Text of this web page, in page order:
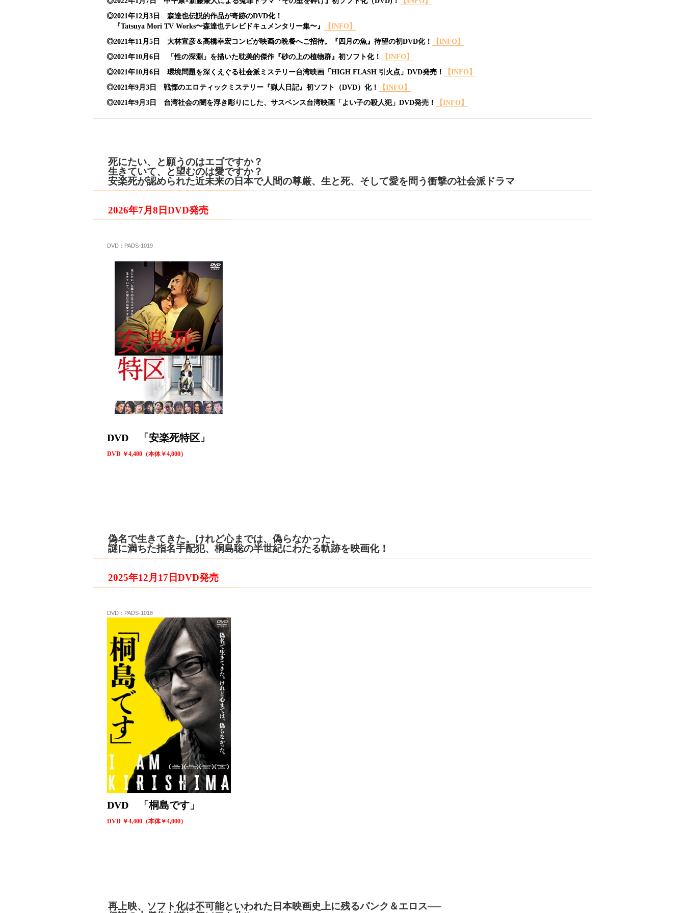
◎2021年12月3日 森達也伝説的作品が奇跡のDVD化！
『Tatsuya Mori TV Works〜森達也テレビドキュメンタリー集〜』
【INFO】
◎2021年11月5日 大林宣彦＆高橋幸宏コンビが映画の晩餐へご招待。『四月の魚』待望の初DVD化！
【INFO】
◎2021年10月6日 「性の深淵」を描いた耽美的傑作『砂の上の植物群』初ソフト化！
【INFO】
◎2021年10月6日 環境問題を深くえぐる社会派ミステリー台湾映画「HIGH FLASH 引火点」DVD発売！
【INFO】
◎2021年9月3日 戦慄のエロティックミステリー『猟人日記』初ソフト（DVD）化！
【INFO】
◎2021年9月3日 台湾社会の闇を浮き彫りにした、サスベンス台湾映画「よい子の殺人犯」DVD発売！
【INFO】
死にたい、と願うのはエゴですか？
生きていて、と望むのは愛ですか？
安楽死が認められた近未来の日本で人間の尊厳、生と死、そして愛を問う衝撃の社会派ドラマ
2026年7月8日DVD発売
DVD：PADS-1019
DVD 「安楽死特区」
DVD ￥4,400（本体￥4,000）
偽名で生きてきた。けれど心までは、偽らなかった。
謎に満ちた指名手配犯、桐島聡の半世紀にわたる軌跡を映画化！
2025年12月17日DVD発売
DVD：PADS-1018
DVD 「桐島です」
DVD ￥4,400（本体￥4,000）
再上映、ソフト化は不可能といわれた日本映画史上に残るパンク＆エロス──